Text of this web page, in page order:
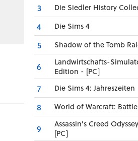
3 Die Siedler History
4 Die Sims 4
5 Shadow of the Tomb
6
Landwirtschafts-
Edition - [PC]
7 Die Sims 4: Jahreszeiten
8 World of Warcraft:
9
Assassin's Creed
[PC]